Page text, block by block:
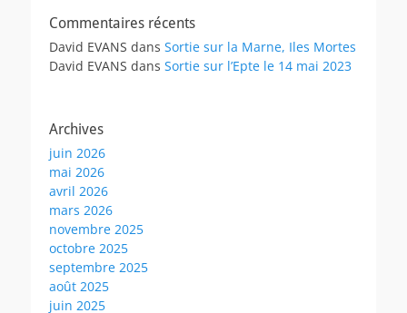
Commentaires récents
David EVANS dans Sortie sur la Marne, Iles Mortes
David EVANS dans Sortie sur l’Epte le 14 mai 2023
Archives
juin 2026
mai 2026
avril 2026
mars 2026
novembre 2025
octobre 2025
septembre 2025
août 2025
juin 2025